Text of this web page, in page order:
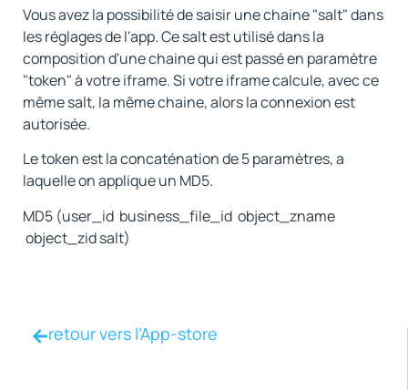
retour vers l’App-store
Vous avez la possibilité de saisir une chaine "salt" dans
les réglages de l'app. Ce salt est utilisé dans la
composition d'une chaine qui est passé en paramètre
"token" à votre iframe. Si votre iframe calcule, avec ce
même salt, la même chaine, alors la connexion est
autorisée.
Le token est la concaténation de 5 paramètres, a
laquelle on applique un MD5.
MD5 (user_id business_file_id object_zname
object_zid salt)